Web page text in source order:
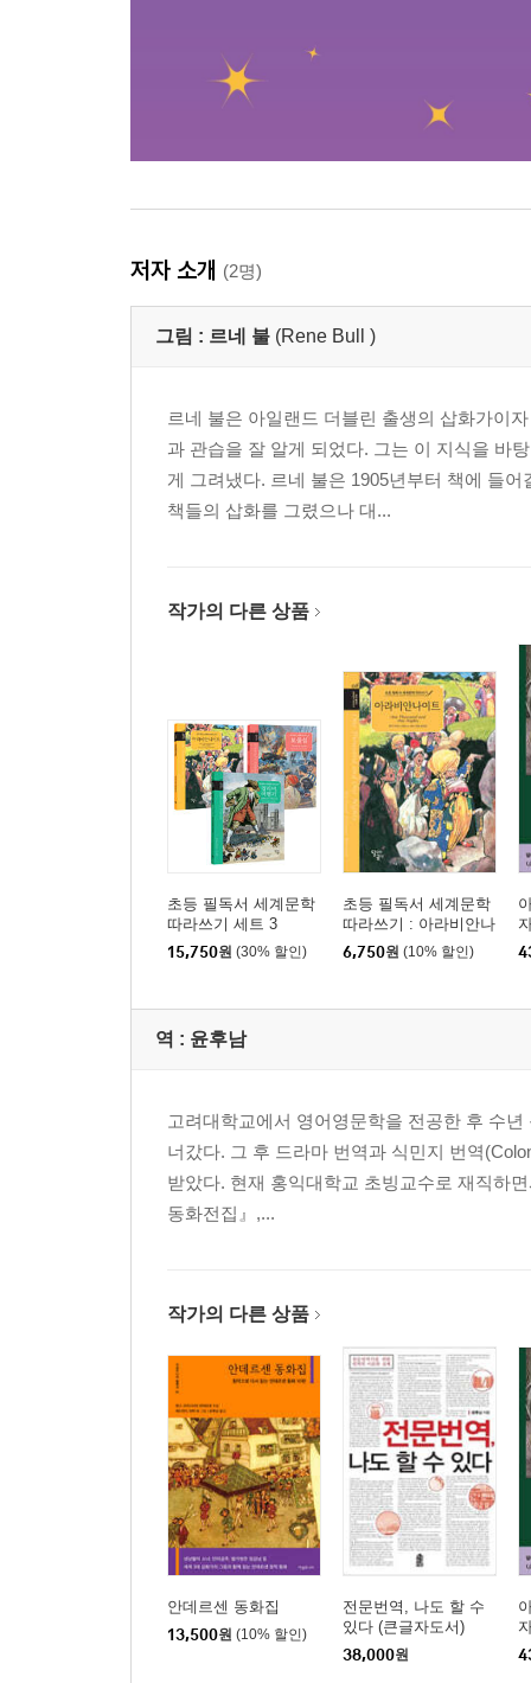
저자 소개 (2명)
그림 : 르네 불 (Rene Bull )
르네 불은 아일랜드 더블린 출생의 삽화가이
과 관습을 잘 알게 되었다. 그는 이 지식을 바
게 그려냈다. 르네 불은 1905년부터 책에 들
책들의 삽화를 그렸으나 대...
작가의 다른 상품
초등 필독서 세계문학
따라쓰기 세트 3
15,750원 (30% 할인)
초등 필독서 세계문학
따라쓰기 : 아라비안나
이트
6,750원 (10% 할인)
역 : 윤후남
고려대학교에서 영어영문학을 전공한 후 수
너갔다. 그 후 드라마 번역과 식민지 번역
받았다. 현재 홍익대학교 초빙교수로 재직하
동화전집』,...
작가의 다른 상품
안데르센 동화집
13,500원 (10% 할인)
전문번역, 나도 할 수
있다 (큰글자도서)
38,000원